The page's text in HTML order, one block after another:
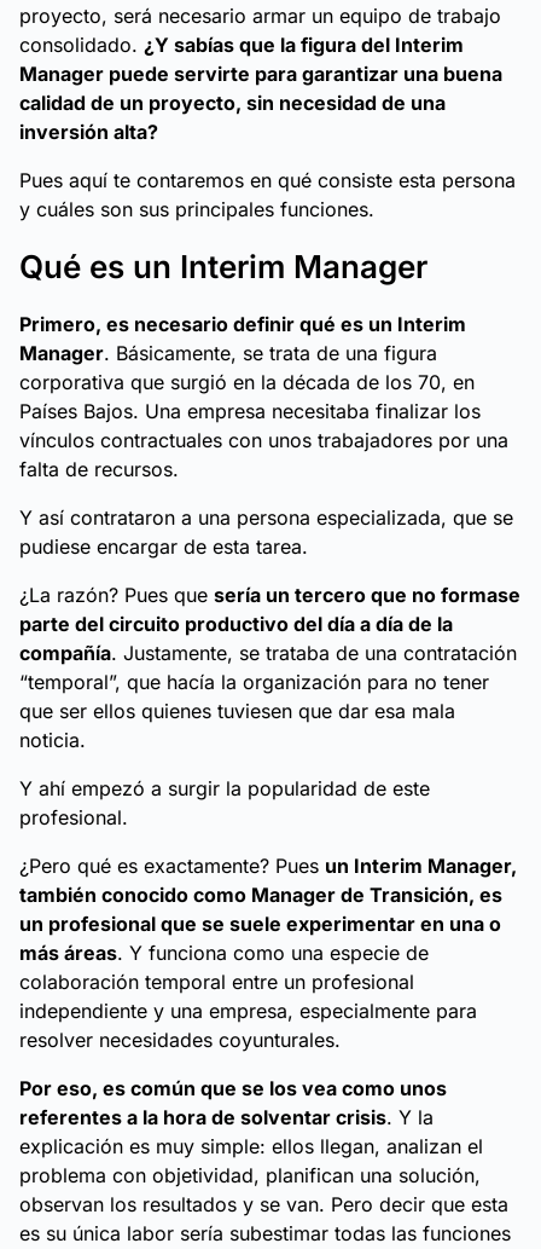
proyecto, será necesario armar un equipo de trabajo
consolidado. ¿Y sabías que la figura del Interim
Manager puede servirte para garantizar una buena
calidad de un proyecto, sin necesidad de una
inversión alta?
Pues aquí te contaremos en qué consiste esta persona
y cuáles son sus principales funciones.
Qué es un Interim Manager
Primero, es necesario definir qué es un Interim
Manager. Básicamente, se trata de una figura
corporativa que surgió en la década de los 70, en
Países Bajos. Una empresa necesitaba finalizar los
vínculos contractuales con unos trabajadores por una
falta de recursos.
Y así contrataron a una persona especializada, que se
pudiese encargar de esta tarea.
¿La razón? Pues que sería un tercero que no formase
parte del circuito productivo del día a día de la
compañía. Justamente, se trataba de una contratación
“temporal”, que hacía la organización para no tener
que ser ellos quienes tuviesen que dar esa mala
noticia.
Y ahí empezó a surgir la popularidad de este
profesional.
¿Pero qué es exactamente? Pues un Interim Manager,
también conocido como Manager de Transición, es
un profesional que se suele experimentar en una o
más áreas. Y funciona como una especie de
colaboración temporal entre un profesional
independiente y una empresa, especialmente para
resolver necesidades coyunturales.
Por eso, es común que se los vea como unos
referentes a la hora de solventar crisis. Y la
explicación es muy simple: ellos llegan, analizan el
problema con objetividad, planifican una solución,
observan los resultados y se van. Pero decir que esta
es su única labor sería subestimar todas las funciones